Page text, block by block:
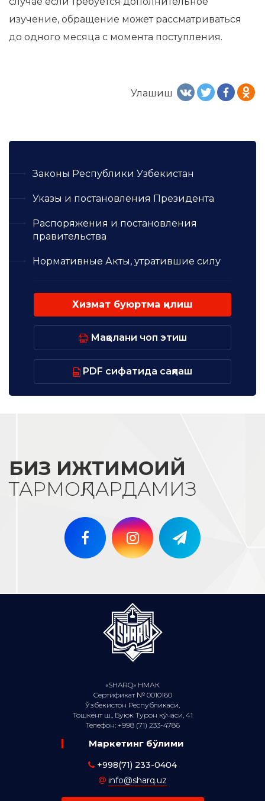
изучение, обращение может рассматриваться
до одного месяца с момента поступления.
Улашиш
Законы Республики Узбекистан
Указы и постановления Президента
Распоряжения и постановления
правительства
Нормативные Акты, утратившие силу
Хизмат буюртма қилиш
Мақолани чоп этиш
PDF сифатида сақлаш
БИЗ ИЖТИМОИЙ
ТАРМОҚЛАРДАМИЗ
«SHARQ» НМАК
Сертификат № 0010160
Ўзбекистон Республикаси,
Тошкент ш., Буюк Турон кўчаси, 41
Телефон: +998 (71) 233-4786
Маркетинг бўлими
+998(71) 233-0404
info@sharq.uz